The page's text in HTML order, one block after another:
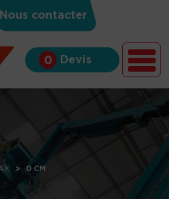
Nous contacter
0 Devis
0 CM